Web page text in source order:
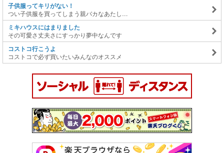
子供服ってキリがない！
つい子供服を買ってしまう親バカなあたし…
ミキハウスにはまりました
その可愛さ丈夫さにすっかり夢中なんです
コストコ行こうよ
コストコで必ず買いたいみんなのオススメ